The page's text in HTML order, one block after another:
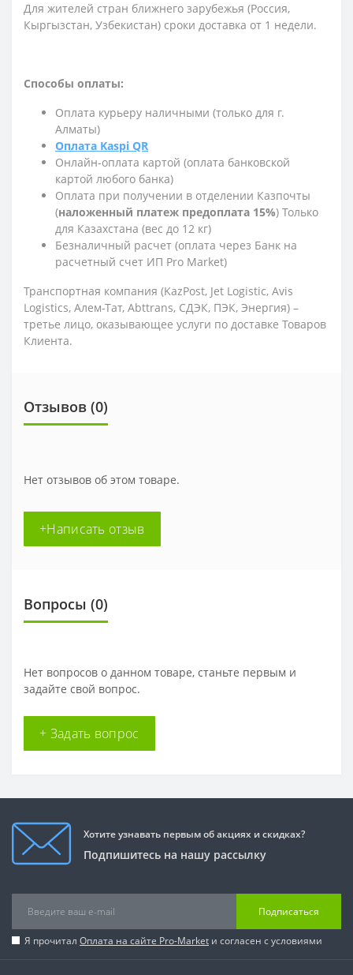
Для жителей стран ближнего зарубежья (Россия,
Кыргызстан, Узбекистан) сроки доставка от 1 недели.
Способы оплаты:
Оплата курьеру наличными (только для г.
Алматы)
Оплата Kaspi QR
Онлайн-оплата картой (оплата банковской
картой любого банка)
Оплата при получении в отделении Казпочты
(наложенный платеж предоплата 15%) Только
для Казахстана (вес до 12 кг)
Безналичный расчет (оплата через Банк на
расчетный счет ИП Pro Market)
Транспортная компания (KazPost, Jet Logistic, Avis
Logistics, Алем-Тат, Abttrans, СДЭК, ПЭК, Энергия) –
третье лицо, оказывающее услуги по доставке Товаров
Клиента.
Отзывов (0)
Нет отзывов об этом товаре.
+Написать отзыв
Вопросы (0)
Нет вопросов о данном товаре, станьте первым и
задайте свой вопрос.
+ Задать вопрос
Хотите узнавать первым об акциях и скидках?
Подпишитесь на нашу рассылку
Подписаться
Я прочитал Оплата на сайте Pro-Market и согласен с условиями